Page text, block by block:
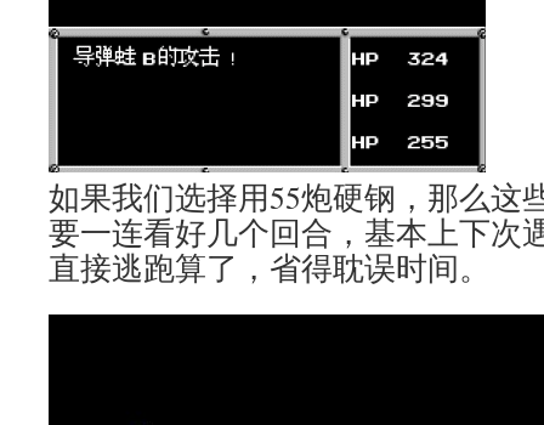
如果我们选择用55炮硬钢，那么这
要一连看好几个回合，基本上下次
直接逃跑算了，省得耽误时间。